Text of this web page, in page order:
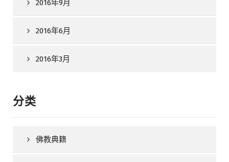
2016年9月
2016年6月
2016年3月
分类
佛教典籍